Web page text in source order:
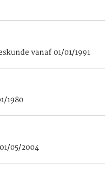
vanaf 01/01/1991
1980
05/2004